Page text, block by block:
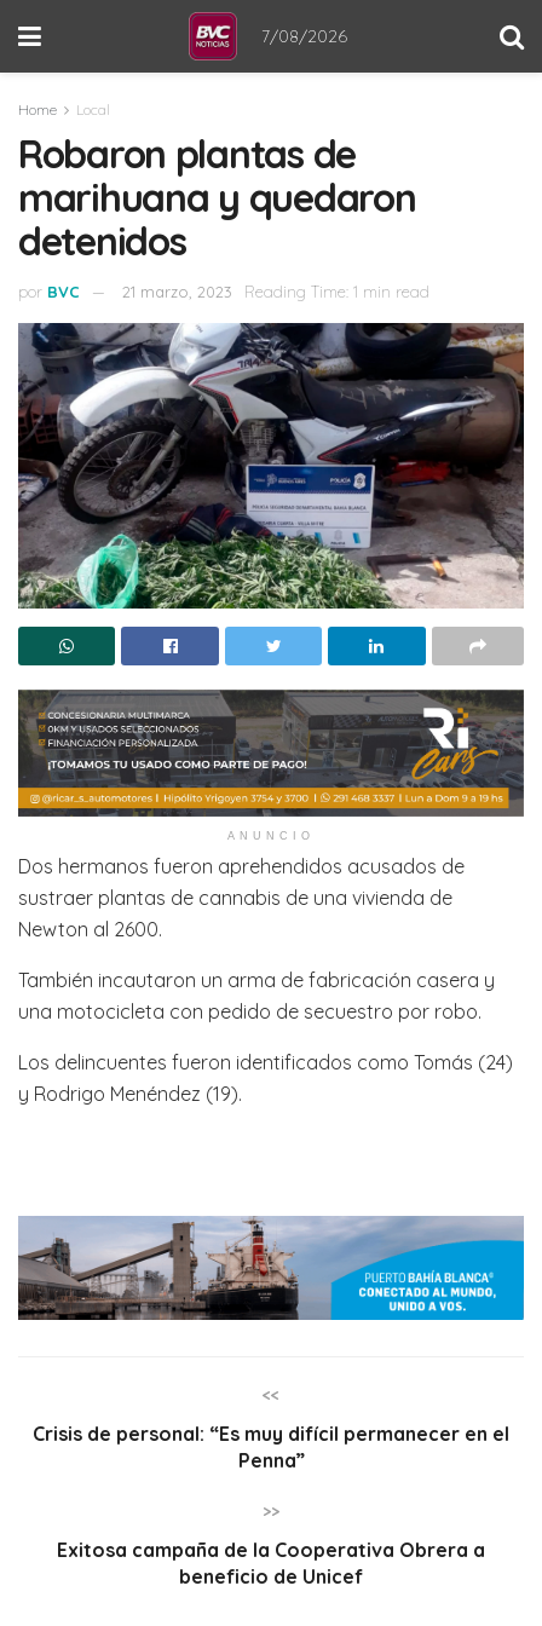
7/08/2026
Home Local
Robaron plantas de
marihuana y quedaron
detenidos
por BVC 21 marzo, 2023 Reading Time: 1 min read
ANUNCIO
Dos hermanos fueron aprehendidos acusados de
sustraer plantas de cannabis de una vivienda de
Newton al 2600.
También incautaron un arma de fabricación casera y
una motocicleta con pedido de secuestro por robo.
Los delincuentes fueron identificados como Tomás (24)
y Rodrigo Menéndez (19).
<<
Crisis de personal: “Es muy difícil permanecer en el
Penna”
>>
Exitosa campaña de la Cooperativa Obrera a
beneficio de Unicef